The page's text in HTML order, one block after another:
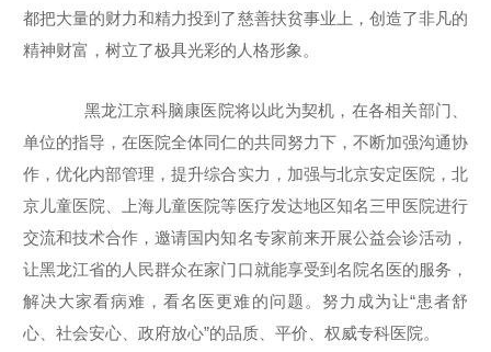
都把大量的财力和精力投到了慈善扶贫事业上，创造了非凡的
精神财富，树立了极具光彩的人格形象。
黑龙江京科脑康医院将以此为契机，在各相关部门、
单位的指导，在医院全体同仁的共同努力下，不断加强沟通协
作，优化内部管理，提升综合实力，加强与北京安定医院，北
京儿童医院、上海儿童医院等医疗发达地区知名三甲医院进行
交流和技术合作，邀请国内知名专家前来开展公益会诊活动，
让黑龙江省的人民群众在家门口就能享受到名院名医的服务，
解决大家看病难，看名医更难的问题。努力成为让“患者舒
心、社会安心、政府放心”的品质、平价、权威专科医院。